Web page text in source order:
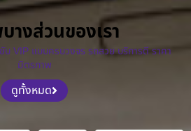
างส่วนของเรา
บ VIP แบบครบวงจร รถสวย บริการดี ราคา
มิตรภาพ
ดูทั้งหมด